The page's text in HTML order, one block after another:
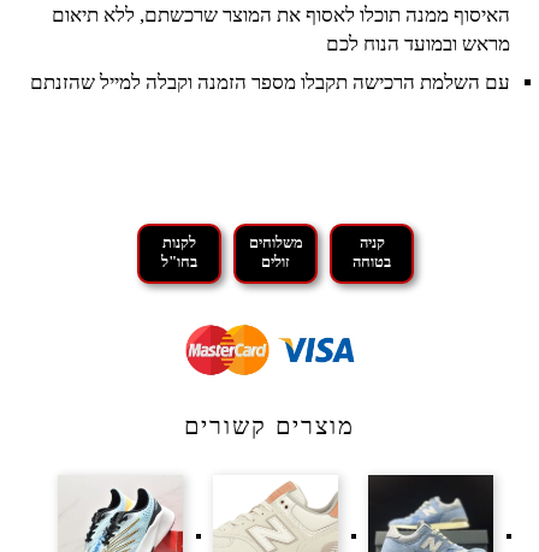
האיסוף ממנה תוכלו לאסוף את המוצר שרכשתם, ללא תיאום
מראש ובמועד הנוח לכם
עם השלמת הרכישה תקבלו מספר הזמנה וקבלה למייל שהזנתם
קניה
בטוחה
משלוחים
זולים
לקנות
בחו"ל
מוצרים קשורים